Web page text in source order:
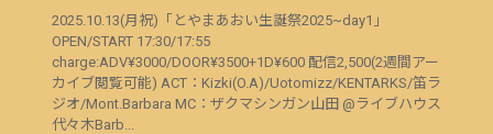
2025.10.13(月祝)「とやまあおい生誕祭2025~day1」
OPEN/START 17:30/17:55
charge:ADV¥3000/DOOR¥3500+1D¥600 配信2,500(2週間アー
カイブ閲覧可能) ACT：Kizki(O.A)/Uotomizz/KENTARKS/笛ラ
ジオ/Mont.Barbara MC：ザクマシンガン山田 @ライブハウス
代々木Barb...